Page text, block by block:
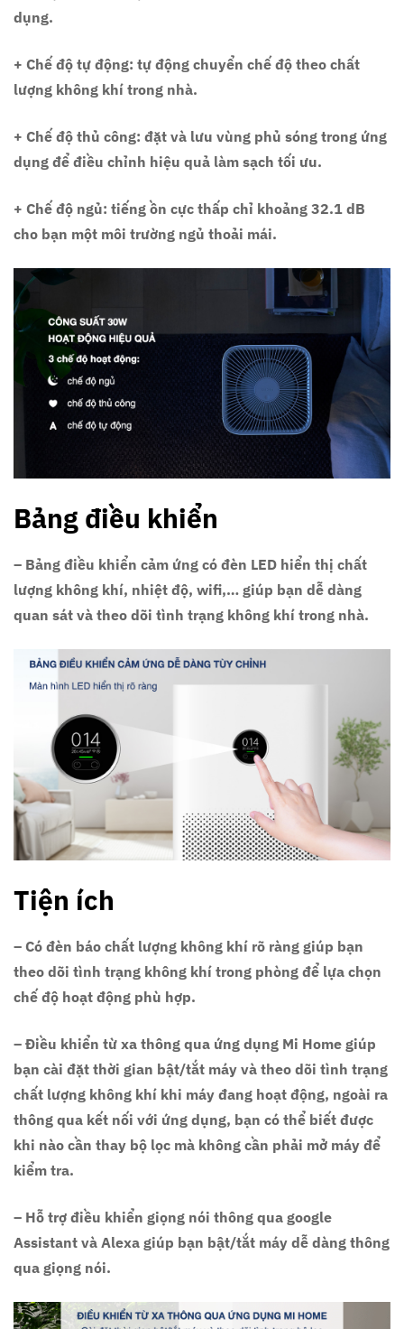
dụng.
+ Chế độ tự động: tự động chuyển chế độ theo chất
lượng không khí trong nhà.
+ Chế độ thủ công: đặt và lưu vùng phủ sóng trong ứng
dụng để điều chỉnh hiệu quả làm sạch tối ưu.
+ Chế độ ngủ: tiếng ồn cực thấp chỉ khoảng 32.1 dB
cho bạn một môi trường ngủ thoải mái.
Bảng điều khiển
– Bảng điều khiển cảm ứng có đèn LED hiển thị chất
lượng không khí, nhiệt độ, wifi,… giúp bạn dễ dàng
quan sát và theo dõi tình trạng không khí trong nhà.
Tiện ích
– Có đèn báo chất lượng không khí rõ ràng giúp bạn
theo dõi tình trạng không khí trong phòng để lựa chọn
chế độ hoạt động phù hợp.
– Điều khiển từ xa thông qua ứng dụng Mi Home giúp
bạn cài đặt thời gian bật/tắt máy và theo dõi tình trạng
chất lượng không khí khi máy đang hoạt động, ngoài ra
thông qua kết nối với ứng dụng, bạn có thể biết được
khi nào cần thay bộ lọc mà không cần phải mở máy để
kiểm tra.
– Hỗ trợ điều khiển giọng nói thông qua google
Assistant và Alexa giúp bạn bật/tắt máy dễ dàng thông
qua giọng nói.